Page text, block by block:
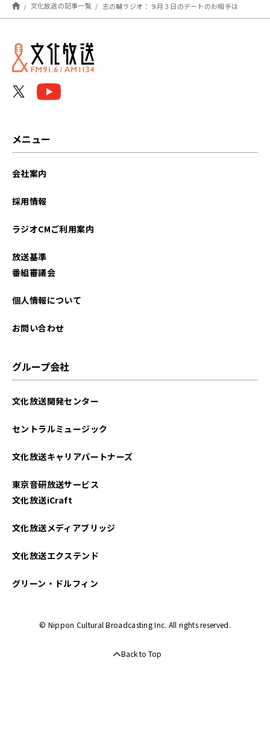
文化放送の記事一覧 志の輔ラジオ：９月３日のデートのお相手は
メニュー
会社案内
採用情報
ラジオCMご利用案内
放送基準
番組審議会
個人情報について
お問い合わせ
グループ会社
文化放送開発センター
セントラルミュージック
文化放送キャリアパートナーズ
東京音研放送サービス
文化放送iCraft
文化放送メディアブリッジ
文化放送エクステンド
グリーン・ドルフィン
© Nippon Cultural Broadcasting Inc. All rights reserved.
Back to Top